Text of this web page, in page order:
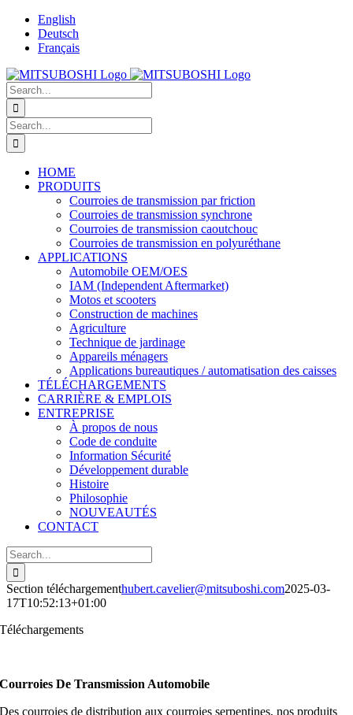
Skip
content
English
Deutsch
Français
Search
for:
Search
for:
HOME
PRODUITS
Courroies de transmission par friction
Courroies de transmission synchrone
Courroies de transmission caoutchouc
Courroies de transmission en polyuréthane
APPLICATIONS
Automobile OEM/OES
IAM (Independent Aftermarket)
Motos et scooters
Construction de machines
Agriculture
Technique de jardinage
Appareils ménagers
Applications bureautiques / automatisation des caisses
TÉLÉCHARGEMENTS
CARRIÈRE & EMPLOIS
ENTREPRISE
À propos de nous
Code de conduite
Information Sécurité
Développement durable
Histoire
Philosophie
NOUVEAUTÉS
CONTACT
Search
for:
Section téléchargementhubert.cavelier@mitsuboshi.com2025-03-
17T10:52:13+01:00
Téléchargements
Courroies De Transmission Automobile
Des courroies de distribution aux courroies serpentines, nos produits